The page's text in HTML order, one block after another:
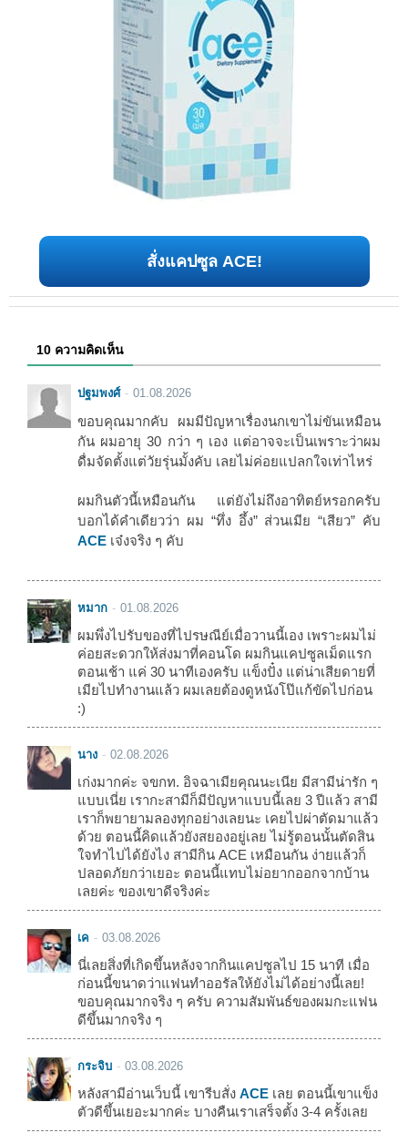
สั่งแคปซูล ACE!
10 ความคิดเห็น
ปฐมพงศ์ 01.08.2026
ขอบคุณมากคับ ผมมีปัญหาเรื่องนกเขาไม่ขันเหมือน
กัน ผมอายุ 30 กว่า ๆ เอง แต่อาจจะเป็นเพราะว่าผม
ดื่มจัดตั้งแต่วัยรุ่นมั้งคับ เลยไม่ค่อยแปลกใจเท่าไหร่
ผมกินตัวนี้เหมือนกัน แต่ยังไม่ถึงอาทิตย์หรอกครับ
บอกได้คำเดียวว่า ผม “ทึ่ง อึ้ง” ส่วนเมีย “เสียว” คับ
ACE เจ๋งจริง ๆ คับ
หมาก 01.08.2026
ผมพึ่งไปรับของที่ไปรษณีย์เมื่อวานนี้เอง เพราะผมไม่
ค่อยสะดวกให้ส่งมาที่คอนโด ผมกินแคปซูลเม็ดแรก
ตอนเช้า แค่ 30 นาทีเองครับ แข็งปั๋ง แต่น่าเสียดายที่
เมียไปทำงานแล้ว ผมเลยต้องดูหนังโป๊แก้ขัดไปก่อน
:)
นาง 02.08.2026
เก่งมากค่ะ จขกท. อิจฉาเมียคุณนะเนีย มีสามีน่ารัก ๆ
แบบเนี่ย เรากะสามีก็มีปัญหาแบบนี้เลย 3 ปีแล้ว สามี
เราก็พยายามลองทุกอย่างเลยนะ เคยไปผ่าตัดมาแล้ว
ด้วย ตอนนี้คิดแล้วยังสยองอยู่เลย ไม่รู้ตอนนั้นตัดสิน
ใจทำไปได้ยังไง สามีกิน ACE เหมือนกัน ง่ายแล้วก็
ปลอดภัยกว่าเยอะ ตอนนี้แทบไม่อยากออกจากบ้าน
เลยค่ะ ของเขาดีจริงค่ะ
เค 03.08.2026
นี่เลยสิ่งที่เกิดขึ้นหลังจากกินแคปซูลไป 15 นาที เมื่อ
ก่อนนี้ขนาดว่าแฟนทำออรัลให้ยังไม่ได้อย่างนี้เลย!
ขอบคุณมากจริง ๆ ครับ ความสัมพันธ์ของผมกะแฟน
ดีขึ้นมากจริง ๆ
กระจิบ 03.08.2026
หลังสามีอ่านเว็บนี้ เขารีบสั่ง ACE เลย ตอนนี้เขาแข็ง
ตัวดีขึ้นเยอะมากค่ะ บางคืนเราเสร็จตั้ง 3-4 ครั้งเลย